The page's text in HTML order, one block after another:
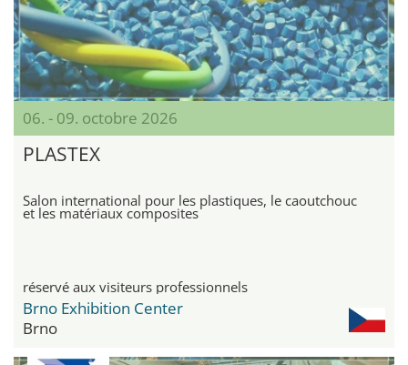
06. - 09. octobre 2026
PLASTEX
Salon international pour les plastiques, le caoutchouc
et les matériaux composites
réservé aux visiteurs professionnels
Brno Exhibition Center
Brno